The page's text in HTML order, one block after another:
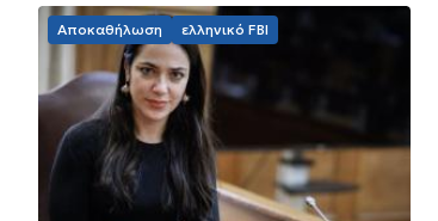
Αποκαθήλωση ελληνικό FBI